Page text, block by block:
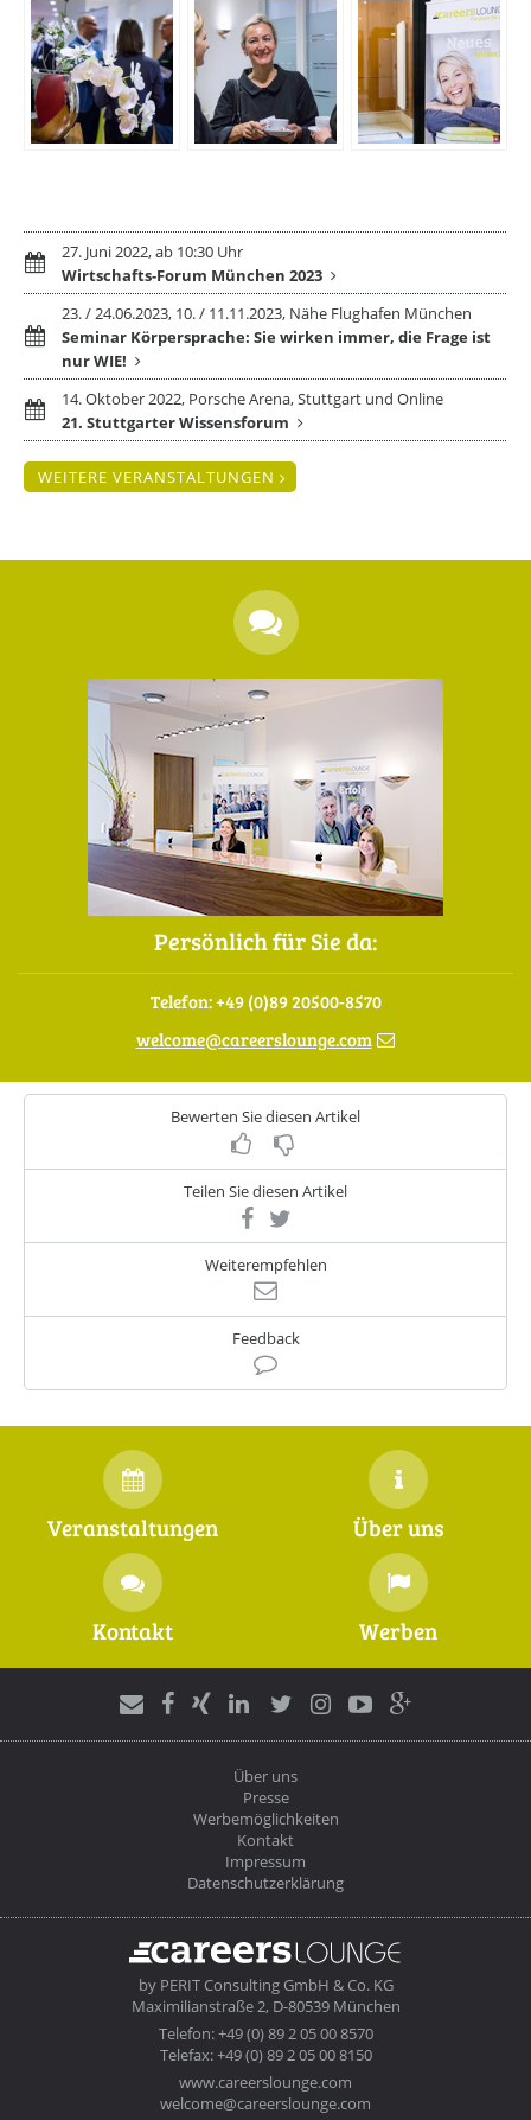
27. Juni 2022, ab 10:30 Uhr
Wirtschafts-Forum München 2023
23. / 24.06.2023, 10. / 11.11.2023, Nähe Flughafen München
Seminar Körpersprache: Sie wirken immer, die Frage ist
nur WIE!
14. Oktober 2022, Porsche Arena, Stuttgart und Online
21. Stuttgarter Wissensforum
WEITERE VERANSTALTUNGEN
Persönlich für Sie da:
Telefon: +49 (0)89 20500-8570
welcome@careerslounge.com
Bewerten Sie diesen Artikel
Teilen Sie diesen Artikel
Weiterempfehlen
Feedback
Veranstaltungen Über uns
Kontakt Werben
Über uns
Presse
Werbemöglichkeiten
Kontakt
Impressum
Datenschutzerklärung
by PERIT Consulting GmbH & Co. KG
Maximilianstraße 2, D-80539 München
Telefon: +49 (0) 89 2 05 00 8570
Telefax: +49 (0) 89 2 05 00 8150
www.careerslounge.com
welcome@careerslounge.com